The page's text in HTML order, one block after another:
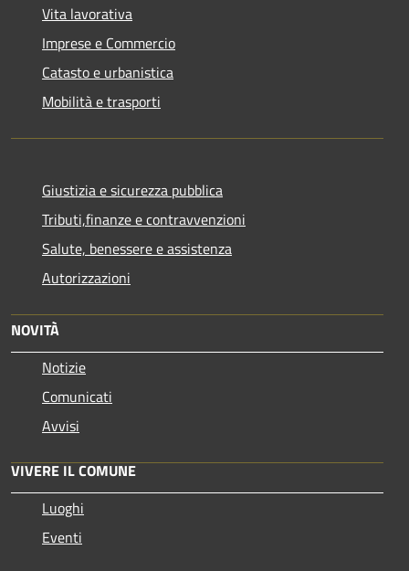
Vita lavorativa
Imprese e Commercio
Catasto e urbanistica
Mobilità e trasporti
Giustizia e sicurezza pubblica
Tributi,finanze e contravvenzioni
Salute, benessere e assistenza
Autorizzazioni
NOVITÀ
Notizie
Comunicati
Avvisi
VIVERE IL COMUNE
Luoghi
Eventi